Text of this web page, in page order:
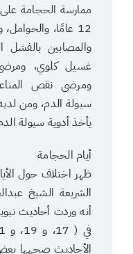
ممارسة الحجامة
12 عامًا،
والمصابين
غسيل كلوي،
ومرضى نقص
سيولة الدم، ومن
يأخذ أدوية سيولة
أيام الحجامة
ظهر اختلاف حول
الشريعة الشيخ
أنه وردت أحاديث
الأحاديث صحهها بعض